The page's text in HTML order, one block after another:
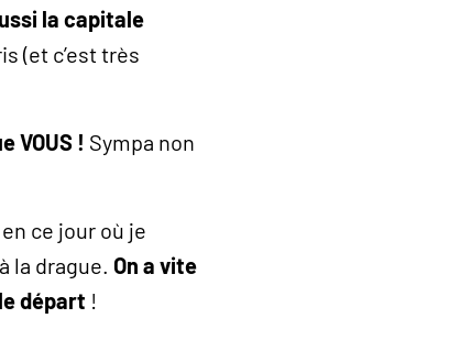
la capitale
(et c’est très
VOUS ! Sympa non
ce jour où je
la drague. On a vite
départ !